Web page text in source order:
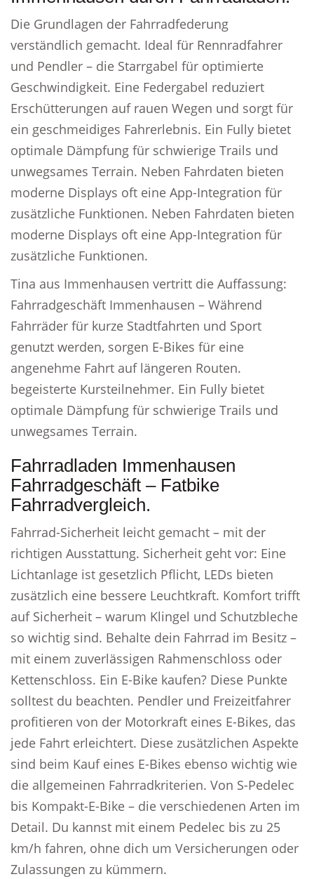
Die Grundlagen der Fahrradfederung
verständlich gemacht. Ideal für Rennradfahrer
und Pendler – die Starrgabel für optimierte
Geschwindigkeit. Eine Federgabel reduziert
Erschütterungen auf rauen Wegen und sorgt für
ein geschmeidiges Fahrerlebnis. Ein Fully bietet
optimale Dämpfung für schwierige Trails und
unwegsames Terrain. Neben Fahrdaten bieten
moderne Displays oft eine App-Integration für
zusätzliche Funktionen. Neben Fahrdaten bieten
moderne Displays oft eine App-Integration für
zusätzliche Funktionen.
Tina aus Immenhausen vertritt die Auffassung:
Fahrradgeschäft Immenhausen – Während
Fahrräder für kurze Stadtfahrten und Sport
genutzt werden, sorgen E-Bikes für eine
angenehme Fahrt auf längeren Routen.
begeisterte Kursteilnehmer. Ein Fully bietet
optimale Dämpfung für schwierige Trails und
unwegsames Terrain.
Fahrradladen Immenhausen
Fahrradgeschäft – Fatbike
Fahrradvergleich.
Fahrrad-Sicherheit leicht gemacht – mit der
richtigen Ausstattung. Sicherheit geht vor: Eine
Lichtanlage ist gesetzlich Pflicht, LEDs bieten
zusätzlich eine bessere Leuchtkraft. Komfort trifft
auf Sicherheit – warum Klingel und Schutzbleche
so wichtig sind. Behalte dein Fahrrad im Besitz –
mit einem zuverlässigen Rahmenschloss oder
Kettenschloss. Ein E-Bike kaufen? Diese Punkte
solltest du beachten. Pendler und Freizeitfahrer
profitieren von der Motorkraft eines E-Bikes, das
jede Fahrt erleichtert. Diese zusätzlichen Aspekte
sind beim Kauf eines E-Bikes ebenso wichtig wie
die allgemeinen Fahrradkriterien. Von S-Pedelec
bis Kompakt-E-Bike – die verschiedenen Arten im
Detail. Du kannst mit einem Pedelec bis zu 25
km/h fahren, ohne dich um Versicherungen oder
Zulassungen zu kümmern.